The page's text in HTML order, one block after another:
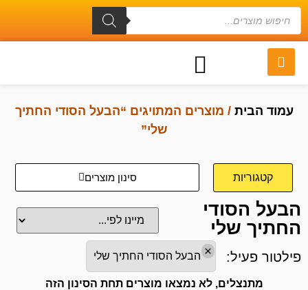
עמוד הבית / מוצרים המתויגים “הבעל הסודי החתיך
שלי”
קטגוריות סינון מוצרים
הבעל הסודי
החתיך שלי
פילטור פעיל: הבעל הסודי החתיך שלי ×
מתנצלים, לא נמצאו מוצרים תחת הסינון הזה